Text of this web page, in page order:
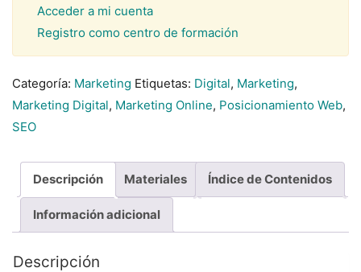
Acceder a mi cuenta
Registro como centro de formación
Categoría: Marketing Etiquetas: Digital, Marketing,
Marketing Digital, Marketing Online, Posicionamiento Web,
SEO
Descripción Materiales Índice de Contenidos
Información adicional
Descripción